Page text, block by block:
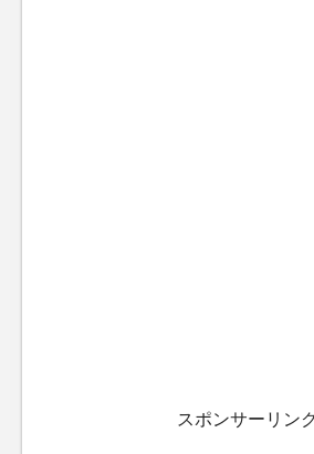
スポンサーリンク